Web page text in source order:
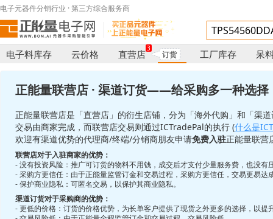
电子元器件分销行业 · 第三方综合服务商
电子料库存 云价格 直营店
3
订货 工厂库存 呆
正能量联营店 · 渠道订货——给采购多一种选择
正能量联营店是「直营店」的衍生店铺，分为「海外代购」和「渠
交易由商家完成，而联营店交易则通过ICTradePal的执行 (什么是
欢迎有渠道优势的代理商/终端/分销商朋友申请免费入驻正能量联营
联营店对于入驻商家的优势：
- 没有投资风险：推广可订货的物料不用钱，成交后才支付少量服务费，也没有
- 采购方更信任：由于正能量监管订金和交易过程，采购方更信任，交易更易达
- 保护商业隐私：可匿名交易，以保护其商业隐私。
渠道订货对于采购商的优势：
- 更低的价格：订货的价格优势，为长单客户提供了现货之外更多的选择，以提